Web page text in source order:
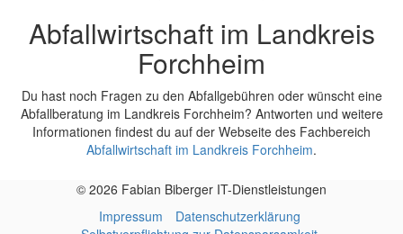
Abfallwirtschaft im Landkreis
Forchheim
Du hast noch Fragen zu den Abfallgebühren oder wünscht eine
Abfallberatung im Landkreis Forchheim? Antworten und weitere
Informationen findest du auf der Webseite des Fachbereich
Abfallwirtschaft im Landkreis Forchheim.
© 2026 Fabian Biberger IT-Dienstleistungen
Impressum
Datenschutzerklärung